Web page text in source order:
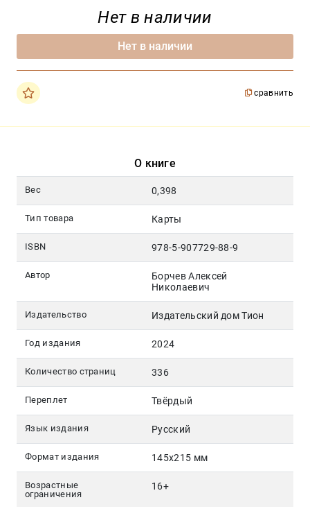
Нет в наличии
Нет в наличии
сравнить
О книге
Вес 0,398
Тип товара Карты
ISBN 978-5-907729-88-9
Автор
Борчев Алексей
Николаевич
Издательство Издательский дом Тион
Год издания 2024
Количество страниц 336
Переплет Твёрдый
Язык издания Русский
Формат издания 145х215 мм
Возрастные
ограничения
16+